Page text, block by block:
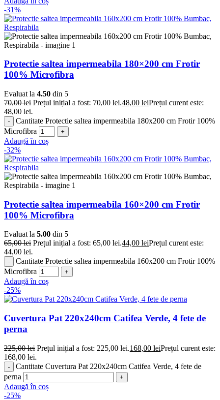
-31%
Protectie saltea impermeabila 180×200 cm Frotir
100% Microfibra
Evaluat la 4.50 din 5
70,00lei Prețul inițial a fost: 70,00 lei.48,00 leiPrețul curent este:
48,00 lei.
Cantitate Protectie saltea impermeabila 180x200 cm Frotir 100%
Microfibra
Adaugă în coș
-32%
Protectie saltea impermeabila 160×200 cm Frotir
100% Microfibra
Evaluat la 5.00 din 5
65,00lei Prețul inițial a fost: 65,00 lei.44,00 leiPrețul curent este:
44,00 lei.
Cantitate Protectie saltea impermeabila 160x200 cm Frotir 100%
Microfibra
Adaugă în coș
-25%
Cuvertura Pat 220x240cm Catifea Verde, 4 fete de
perna
225,00lei Prețul inițial a fost: 225,00 lei.168,00 leiPrețul curent este:
168,00 lei.
Cantitate Cuvertura Pat 220x240cm Catifea Verde, 4 fete de
perna
Adaugă în coș
-25%